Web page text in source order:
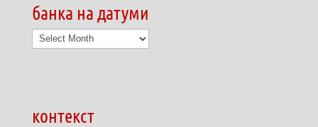
банка на датуми
банка
на
контекст